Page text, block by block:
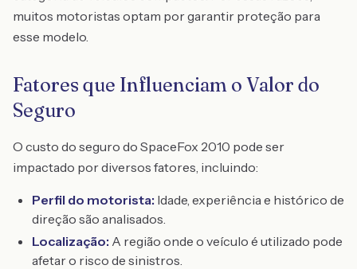
muitos motoristas optam por garantir proteção para
esse modelo.
Fatores que Influenciam o Valor do
Seguro
O custo do seguro do SpaceFox 2010 pode ser
impactado por diversos fatores, incluindo:
Perfil do motorista: Idade, experiência e histórico de
direção são analisados.
Localização: A região onde o veículo é utilizado pode
afetar o risco de sinistros.